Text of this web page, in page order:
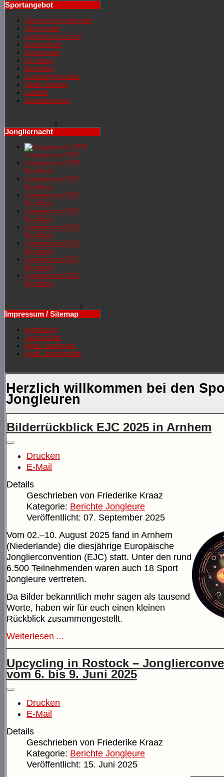
Sportangebot
Übersicht Sportangebot
Übungsleiter
Jonglieren & Einrad
Schwarzlicht
Showgruppe
Fit Dance
RückenFit
Seniorengymnastik
Nordic Walking
Lauftreff
Sportabzeichen
Jongliernacht
Jongliernacht 2026
Jongliernachr 2025
Rückblick
Jongliernacht 2024
Rückblick
Jongliernacht 2023
Rückblick
Jongliernacht 2022
Rückblick
Jongliernacht 2019
Rückblick
Jongliernacht 2018
Rückblick
Jongliernacht 2017
Rückblick
Jongliernacht 2016
Rückblick
Impressum / Sitemap
Impressum
Datenschutz
Inhalt Hauptmenü
Inhalt Sportangebot
Herzlich willkommen bei den
Jongleuren
Bilderrückblick EJC 2025 in Arnhem
Drucken
E-Mail
Details
Geschrieben von Friederike Kraaz
Kategorie: Berichte Jongleure
Veröffentlicht: 07. September 2025
Vom 02.–10. August 2025 fand in Arnhem
(Niederlande) die diesjährige Europäische
Jonglierconvention (EJC) statt. Unter den rund
6.500 Teilnehmenden waren auch 18 Sport
Jongleure vertreten.
Da Bilder bekanntlich mehr sagen als tausend
Worte, haben wir für euch einen kleinen
Rückblick zusammengestellt.
Weiterlesen ...
Upcycling in Rostock –
vom 6. bis 9. Juni 2025
Drucken
E-Mail
Details
Geschrieben von Friederike Kraaz
Kategorie: Berichte Jongleure
Veröffentlicht: 15. Juni 2025